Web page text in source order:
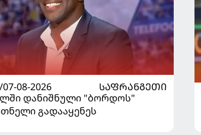
07-08-2026
ᲡᲐᲤᲠᲐᲜᲒᲔᲗᲘ
დანიშნული "ბორდოს"
გადააყენეს